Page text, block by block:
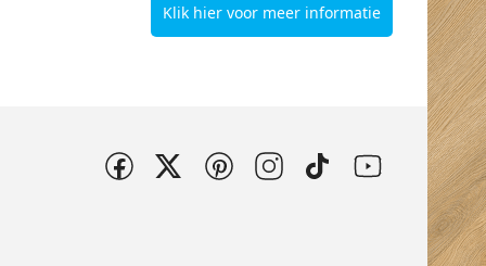
Klik hier voor meer informatie